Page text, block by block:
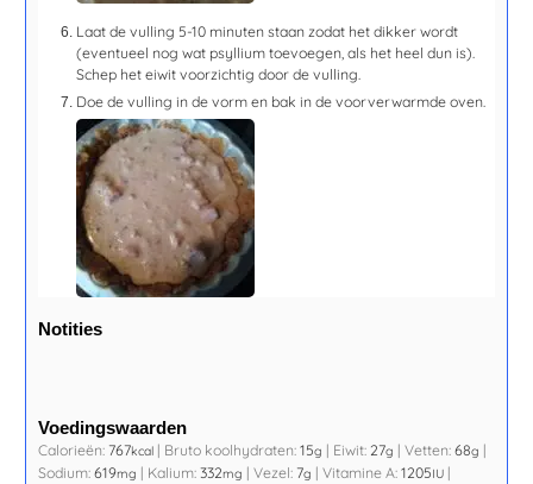
Laat de vulling 5-10 minuten staan zodat het dikker wordt
(eventueel nog wat psyllium toevoegen, als het heel dun is).
Schep het eiwit voorzichtig door de vulling.
Doe de vulling in de vorm en bak in de voorverwarmde oven.
Notities
Voedingswaarden
Calorieën: 767kcal | Bruto koolhydraten:15g | Eiwit: 27g |Vetten:68g |
Sodium:619mg | Kalium:332mg |Vezel: 7g |Vitamine A:1205IU |